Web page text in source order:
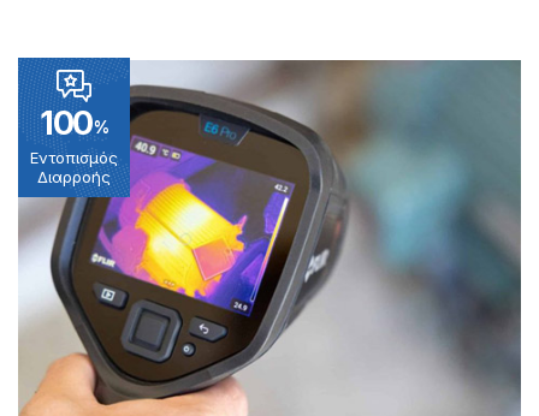
100%
Εντοπισμός
Διαρροής